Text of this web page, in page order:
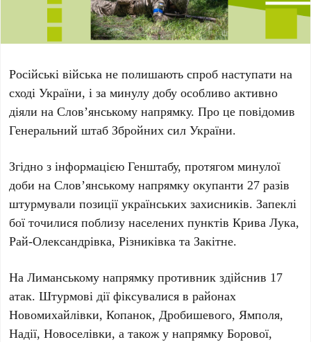
Російські війська не полишають спроб наступати на
сході України, і за минулу добу особливо активно
діяли наСлов’янському напрямку. Про це повідомив
Генеральний штаб Збройних сил України.
Згідно з інформацією Генштабу, протягом минулої
доби на Слов’янському напрямку окупанти 27 разів
штурмували позиції українських захисників. Запеклі
бої точилися поблизу населених пунктівКрива Лука,
Рай-Олександрівка, Різниківка таЗакітне.
НаЛиманському напрямку противник здійснив 17
атак. Штурмові дії фіксувалися в районах
Новомихайлівки, Копанок, Дробишевого, Ямполя,
Надії, Новоселівки, а також у напрямкуБорової,